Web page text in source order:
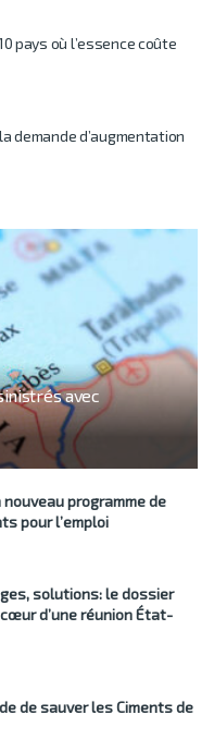
pays où l’essence coûte
demande d’augmentation
avec
programme de
pour l’emploi
solutions: le dossier
d’une réunion État-
de sauver les Ciments de